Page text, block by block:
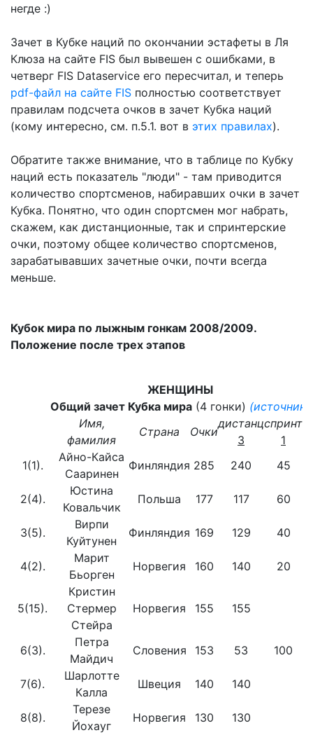
негде :)
Зачет в Кубке наций по окончании эстафеты в Ля
Клюза на сайте FIS был вывешен с ошибками, в
четверг FIS Dataservice его пересчитал, и теперь
pdf-файл на сайте FIS полностью соответствует
правилам подсчета очков в зачет Кубка наций
(кому интересно, см. п.5.1. вот в этих правилах).
Обратите также внимание, что в таблице по Кубку
наций есть показатель "люди" - там приводится
количество спортсменов, набиравших очки в зачет
Кубка. Понятно, что один спортсмен мог набрать,
скажем, как дистанционные, так и спринтерские
очки, поэтому общее количество спортсменов,
зарабатывавших зачетные очки, почти всегда
меньше.
Кубок мира по лыжным гонкам 2008/2009.
Положение после трех этапов
ЖЕНЩИНЫ
Общий зачет Кубка мира (4 гонки) (источник)
Имя,
фамилия
Страна Очки
дистанцспринт
3
1
1(1).
Айно-Кайса
Сааринен
Финляндия 285 240 45
2(4).
Юстина
Ковальчик
Польша 177 117 60
3(5).
Вирпи
Куйтунен
Финляндия 169 129 40
4(2).
Марит
Бьорген
Норвегия 160 140 20
5(15).
Кристин
Стермер
Стейра
Норвегия 155 155
6(3).
Петра
Майдич
Словения 153 53 100
7(6).
Шарлотте
Калла
Швеция 140 140
8(8).
Терезе
Йохауг
Норвегия 130 130